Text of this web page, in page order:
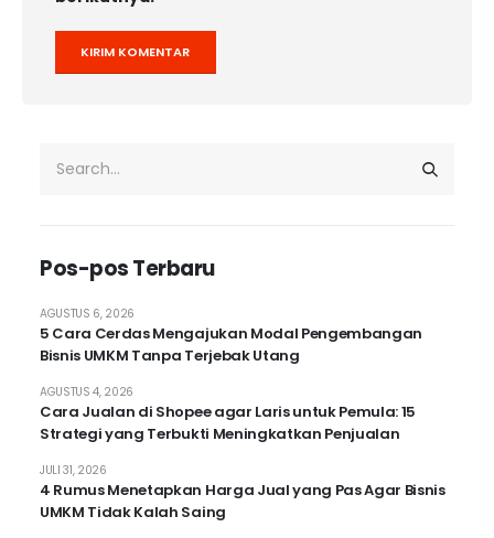
Pos-pos Terbaru
5 Cara Cerdas Mengajukan Modal Pengembangan
Bisnis UMKM Tanpa Terjebak Utang
AGUSTUS 6, 2026
Cara Jualan di Shopee agar Laris untuk Pemula: 15
Strategi yang Terbukti Meningkatkan Penjualan
AGUSTUS 4, 2026
4 Rumus Menetapkan Harga Jual yang Pas Agar Bisnis
UMKM Tidak Kalah Saing
JULI 31, 2026